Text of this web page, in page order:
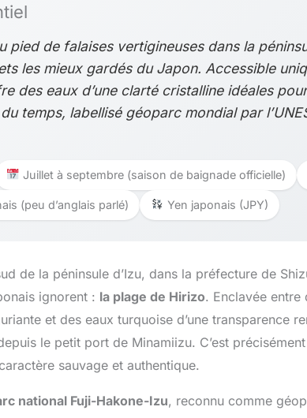
pied de falaises vertigineuses dans la
les mieux gardés du Japon. Accessible
des eaux d’une clarté cristalline idéales
temps, labellisé géoparc mondial par
Juillet à septembre (saison de baignade officielle)
(peu d’anglais parlé) Yen japonais (JPY)
de la péninsule d’Izu, dans la préfecture de
ignorent : la plage de Hirizo. Enclavée
et des eaux turquoise d’une transparence
le petit port de Minamiizu. C’est
sauvage et authentique.
national Fuji-Hakone-Izu, reconnu comme